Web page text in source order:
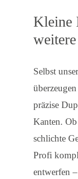
Kleine
Selbst
präzise
Kanten.
schlichte
Profi
entwerfen